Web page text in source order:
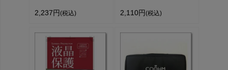
2,237円 (税込) 2,110円 (税込)